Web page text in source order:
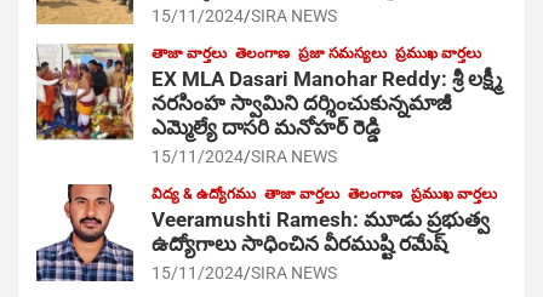
15/11/2024 SIRA NEWS
తాజా వార్తలు తెలంగాణ ప్రజా సమస్యలు ప్రముఖ వార్తలు
EX MLA Dasari Manohar Reddy: శ్రీ లక్ష్మీ
నరసింహ స్వామిని దర్శించుకున్నమాజీ
ఎమ్మెల్యే దాసరి మనోహర్ రెడ్డి
15/11/2024 SIRA NEWS
విద్య & ఉద్యోగము తాజా వార్తలు తెలంగాణ ప్రముఖ వార్తలు
Veeramushti Ramesh: మూడు ప్రభుత్వ
ఉద్యోగాలు సాధించిన వీరముష్టి రమేష్
15/11/2024 SIRA NEWS